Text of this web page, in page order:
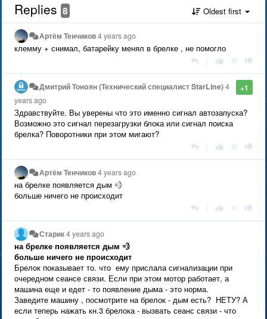
Replies 8 Oldest first
Артём Тенчиков4 years ago
клемму + снимал, батарейку менял в брелке , не помогло
+1
Дмитрий Тонoян (Технический специалист StarLine)4
years ago
Здравствуйте. Вы уверены что это именно сигнал автозапуска?
Возможно это сигнал перезагрузки блока или сигнал поиска
брелка? Поворотники при этом мигают?
Артём Тенчиков4 years ago
на брелке появляется дым 💨
больше ничего не происходит
Старик4 years ago
на брелке появляется дым 💨
больше ничего не происходит
Брелок показывает то. что ему прислала сигнализации при
очередном сеансе связи. Если при этом мотор работает, а
машина еще и едет - то появление дыма - это норма.
Заведите машину , посмотрите на брелок - дым есть? НЕТУ? А
если теперь нажать кн.3 брелока - вызвать сеанс связи - что